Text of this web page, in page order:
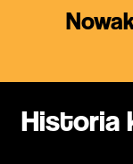
Historia